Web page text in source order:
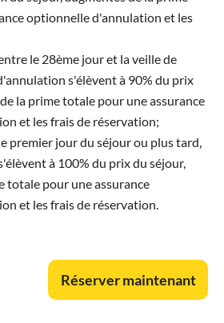
optionnelle d'annulation et les
le 28ème jour et la veille de
s'élèvent à 90% du prix
la prime totale pour une assurance
et les frais de réservation;
premier jour du séjour ou plus tard,
à 100% du prix du séjour,
totale pour une assurance
et les frais de réservation.
Réserver maintenant